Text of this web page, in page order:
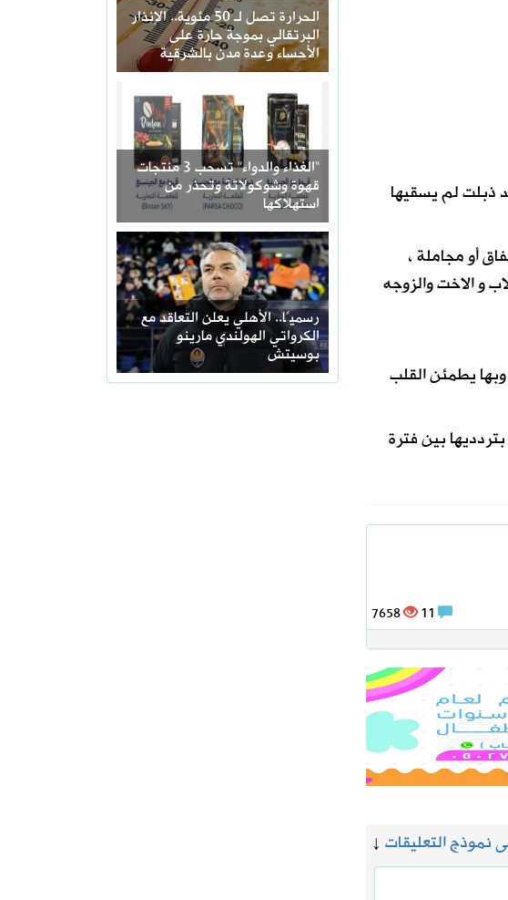
الحرارة تصل لـ 50 مئوية.. الإنذار
البرتقالي بموجة حارة على
الأحساء وعدة مدن بالشرقية
“الغذاء والدواء” تسحب 3 منتجات
قهوة وشوكولاتة وتحذر من
استهلاكها
رسميًا.. الأهلي يعلن التعاقد مع
الكرواتي الهولندي مارينو
بوسيتش
ذبلت لم يسقيها
أو مجاملة ،
و الاخت والزوجه
يطمئن القلب
بين فترة
7658
نموذج التعليقات ↓